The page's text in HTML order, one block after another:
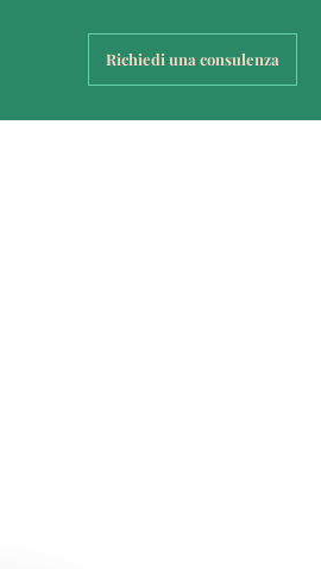
Richiedi una consulenza